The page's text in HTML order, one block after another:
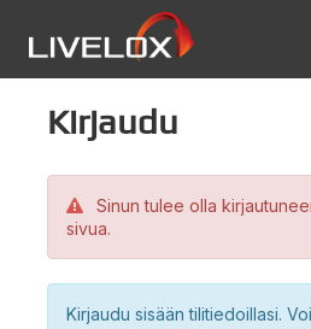
Kirjaudu
Sinun tulee olla
sivua.
Kirjaudu sisään tilitiedoillasi.